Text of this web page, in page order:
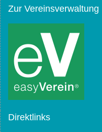
Zur Vereinsverwaltung
Direktlinks